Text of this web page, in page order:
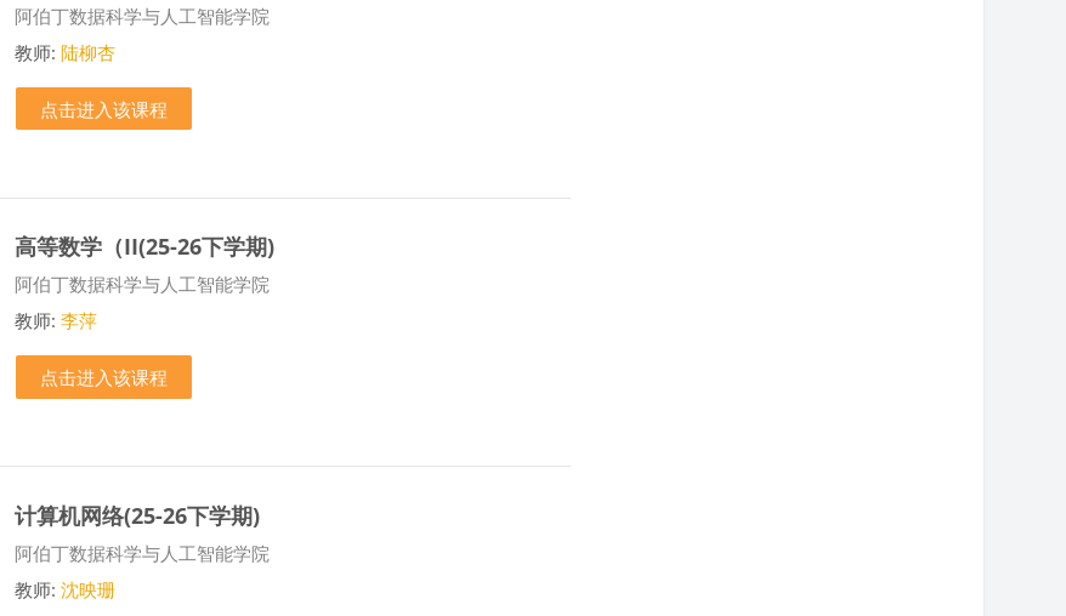
课程类别
阿伯丁数据科学与人工智能学院
教师:陆柳杏
点击进入该课程
高等数学（II(25-26下学期)
课程类别
阿伯丁数据科学与人工智能学院
教师:李萍
点击进入该课程
计算机网络(25-26下学期)
课程类别
阿伯丁数据科学与人工智能学院
教师:沈映珊